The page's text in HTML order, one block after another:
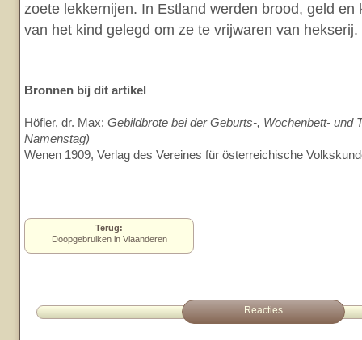
zoete lekkernijen. In Estland werden brood, geld en
van het kind gelegd om ze te vrijwaren van hekserij.
Bronnen bij dit artikel
Höfler, dr. Max: Gebildbrote bei der Geburts-, Wochenbett- und
Namenstag)
Wenen 1909, Verlag des Vereines für österreichische
Terug:
Doopgebruiken in Vlaanderen
Reacties